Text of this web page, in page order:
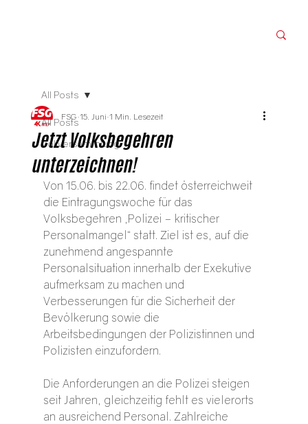
All Posts
Vollversammlung
All Posts
Jetzt Volksbegehren
unterzeichnen!
FSG 15. Juni 1 Min. Lesezeit
Von 15.06. bis 22.06. findet österreichweit
die Eintragungswoche für das
Volksbegehren „Polizei – kritischer
Personalmangel“ statt. Ziel ist es, auf die
zunehmend angespannte
Personalsituation innerhalb der Exekutive
aufmerksam zu machen und
Verbesserungen für die Sicherheit der
Bevölkerung sowie die
Arbeitsbedingungen der Polizistinnen und
Polizisten einzufordern.
Die Anforderungen an die Polizei steigen
seit Jahren, gleichzeitig fehlt es vielerorts
an ausreichend Personal. Zahlreiche